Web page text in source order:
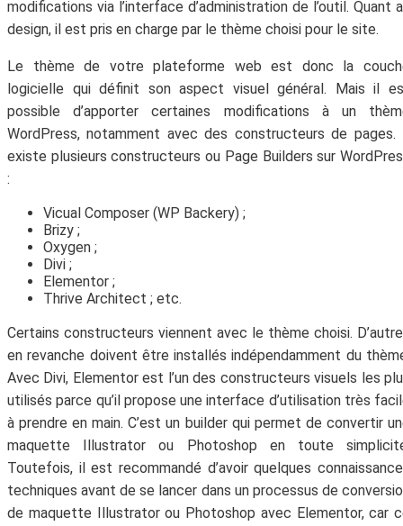
modifications via l’interface d’administration de l’outil. Quant
design, il est pris en charge par le thème choisi pour le site.
Le thème de votre plateforme web est donc la
logicielle qui définit son aspect visuel général. Mais il
possible d’apporter certaines modifications à un
WordPress, notamment avec des constructeurs de pages.
existe plusieurs constructeurs ou Page Builders sur
:
Vicual Composer (WP Backery) ;
Brizy ;
Oxygen ;
Divi ;
Elementor ;
Thrive Architect ; etc.
Certains constructeurs viennent avec le thème choisi.
en revanche doivent être installés indépendamment du
Avec Divi, Elementor est l’un des constructeurs visuels les
utilisés parce qu’il propose une interface d’utilisation très
à prendre en main. C’est un builder qui permet de convertir
maquette Illustrator ou Photoshop en toute
Toutefois, il est recommandé d’avoir quelques
techniques avant de se lancer dans un processus de
de maquette Illustrator ou Photoshop avec Elementor, car